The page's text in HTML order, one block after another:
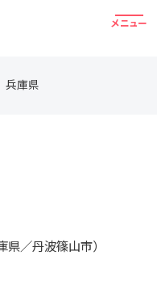
兵庫県
県／丹波篠山市）